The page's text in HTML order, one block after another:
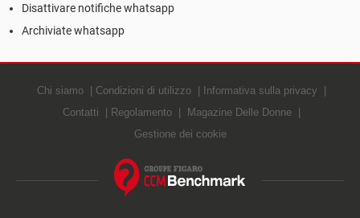
Disattivare notifiche whatsapp
Archiviate whatsapp
Chi siamo Condizioni di utilizzo
Informativa sulla privacy
Contatti
Regolamento
Magazine Delle Donne
Gestione dei cookie